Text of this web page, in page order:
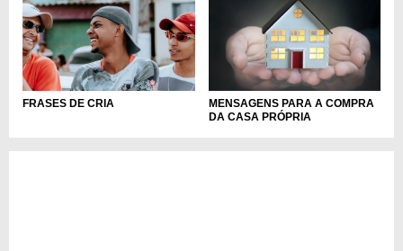
FRASES DE CRIA
MENSAGENS PARA A COMPRA
DA CASA PRÓPRIA